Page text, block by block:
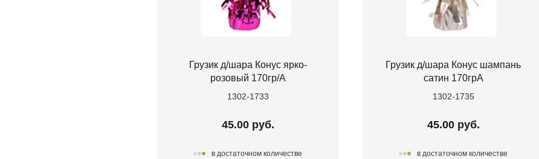
Грузик д/шара Конус ярко-
розовый 170гр/A
1302-1733
45.00 руб.
в достаточном количестве
Грузик д/шара Конус шампань
сатин 170грA
1302-1735
45.00 руб.
в достаточном количестве